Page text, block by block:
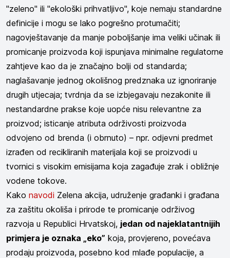
"zeleno" ili "ekološki prihvatljivo", koje nemaju standardne
definicije i mogu se lako pogrešno protumačiti;
nagovještavanje da manje poboljšanje ima veliki učinak ili
promicanje proizvoda koji ispunjava minimalne regulatorne
zahtjeve kao da je značajno bolji od standarda;
naglašavanje jednog okolišnog predznaka uz ignoriranje
drugih utjecaja; tvrdnja da se izbjegavaju nezakonite ili
nestandardne prakse koje uopće nisu relevantne za
proizvod; isticanje atributa održivosti proizvoda
odvojeno od brenda (i obrnuto) – npr. odjevni predmet
izrađen od recikliranih materijala koji se proizvodi u
tvornici s visokim emisijama koja zagađuje zrak i obližnje
vodene tokove.
Kako navodi Zelena akcija, udruženje građanki i građana
za zaštitu okoliša i prirode te promicanje održivog
razvoja u Republici Hrvatskoj, jedan od najeklatantnijih
primjera je oznaka „eko” koja, provjereno, povećava
prodaju proizvoda, posebno kod mlađe populacije, a